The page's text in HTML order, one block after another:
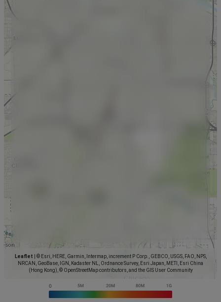
Leaflet
© Esri, HERE, Garmin, Intermap, increment P Corp., GEBCO, USGS, FAO, NPS,
NRCAN, GeoBase, IGN, Kadaster NL, Ordnance Survey, Esri Japan, METI, Esri China
(Hong Kong), © OpenStreetMap contributors, and the GIS User Community